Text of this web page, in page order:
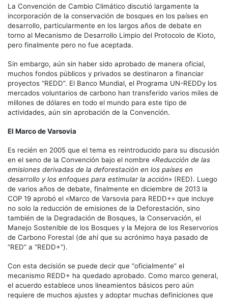
La Convención de Cambio Climático discutió largamente la
incorporación de la conservación de bosques en los países en
desarrollo, particularmente en los largos años de debate en
torno al Mecanismo de Desarrollo Limpio del Protocolo de Kioto,
pero finalmente pero no fue aceptada.
Sin embargo, aún sin haber sido aprobado de manera oficial,
muchos fondos públicos y privados se destinaron a financiar
proyectos “REDD”. El Banco Mundial, el Programa UN-REDDy los
mercados voluntarios de carbono han transferido varios miles de
millones de dólares en todo el mundo para este tipo de
actividades, aún sin aprobación de la Convención.
El Marco de Varsovia
Es recién en 2005 que el tema es reintroducido para su discusión
en el seno de la Convención bajo el nombre «Reducción de las
emisiones derivadas de la deforestación en los países en
desarrollo y los enfoques para estimular la acción» (RED). Luego
de varios años de debate, finalmente en diciembre de 2013 la
COP 19 aprobó el «Marco de Varsovia para REDD+» que incluye
no solo la reducción de emisiones de la Deforestación, sino
también de la Degradación de Bosques, la Conservación, el
Manejo Sostenible de los Bosques y la Mejora de los Reservorios
de Carbono Forestal (de ahí que su acrónimo haya pasado de
“RED” a “REDD+”).
Con esta decisión se puede decir que “oficialmente” el
mecanismo REDD+ ha quedado aprobado. Como marco general,
el acuerdo establece unos lineamientos básicos pero aún
requiere de muchos ajustes y adoptar muchas definiciones que